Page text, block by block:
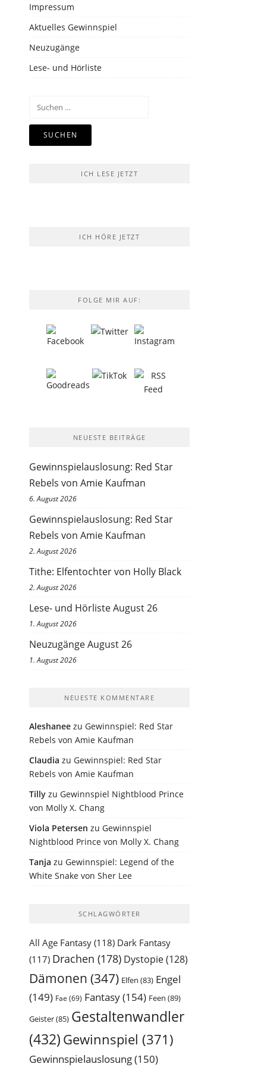
Impressum
Aktuelles Gewinnspiel
Neuzugänge
Lese- und Hörliste
Suchen
ICH LESE JETZT
ICH HÖRE JETZT
FOLGE MIR AUF:
NEUESTE BEITRÄGE
Gewinnspielauslosung: Red Star
Rebels von Amie Kaufman
6. August 2026
Gewinnspielauslosung: Red Star
Rebels von Amie Kaufman
2. August 2026
Tithe: Elfentochter von Holly Black
2. August 2026
Lese- und Hörliste August 26
1. August 2026
Neuzugänge August 26
1. August 2026
NEUESTE KOMMENTARE
Aleshanee zu Gewinnspiel: Red Star
Rebels von Amie Kaufman
Claudia zu Gewinnspiel: Red Star
Rebels von Amie Kaufman
Tilly zu Gewinnspiel Nightblood Prince
von Molly X. Chang
Viola Petersen zu Gewinnspiel
Nightblood Prince von Molly X. Chang
Tanja zu Gewinnspiel: Legend of the
White Snake von Sher Lee
SCHLAGWÖRTER
All Age Fantasy (118) Dark Fantasy
(117) Drachen (178) Dystopie(128)
Dämonen (347) Elfen (83) Engel
(149) Fae (69) Fantasy(154) Feen (89)
Geister(85) Gestaltenwandler
(432) Gewinnspiel (371)
Gewinnspielauslosung(150)